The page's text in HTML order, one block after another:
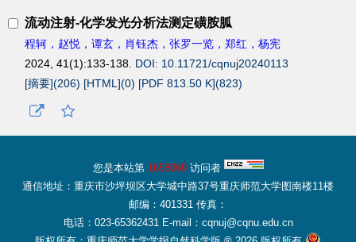
流动注射-化学发光分析法测定磺胺胍
程轲，赵悦，谭玄，肖钰杰，张罗一览，郑红，杨宪
2024, 41(1):133-138. DOI: 10.11721/cqnuj20240113
[摘要](206) [HTML](0) [PDF 813.50 K](823)
您是本站第 1658069访问者
通信地址：重庆市沙坪坝区大学城中路37号重庆师范大学图南楼11楼
邮编：401331 传真：
电话：023-65362431 E-mail：cqnuj@cqnu.edu.cn